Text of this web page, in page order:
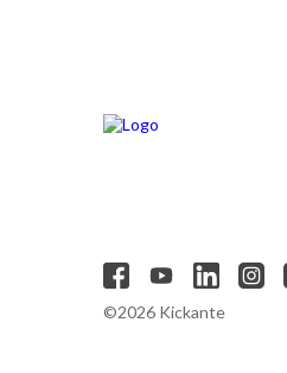
©2026 Kickante